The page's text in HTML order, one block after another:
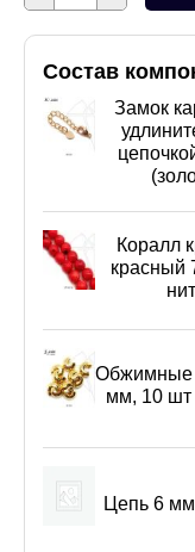
Браслет
Состав
Замок
Коралл
красный
Обжимные
мм, 10 шт
Цепь 6